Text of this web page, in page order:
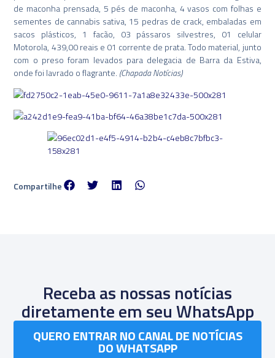
de maconha prensada, 5 pés de maconha, 4 vasos com folhas e
sementes de cannabis sativa, 15 pedras de crack, embaladas em
sacos plásticos, 1 facão, 03 pássaros silvestres, 01 celular
Motorola, 439,00 reais e 01 corrente de prata. Todo material, junto
com o preso foram levados para delegacia de Barra da Estiva,
onde foi lavrado o flagrante. (Chapada Notícias)
Compartilhe
Receba as nossas notícias
diretamente em seu WhatsApp
QUERO ENTRAR NO CANAL DE NOTÍCIAS
DO WHATSAPP